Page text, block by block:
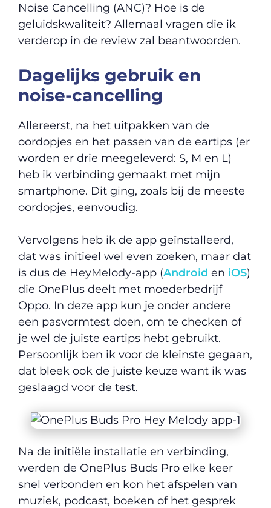
Noise Cancelling (ANC)? Hoe is de
geluidskwaliteit? Allemaal vragen die ik
verderop in de review zal beantwoorden.
Dagelijks gebruik en
noise-cancelling
Allereerst, na het uitpakken van de
oordopjes en het passen van de eartips (er
worden er drie meegeleverd: S, M en L)
heb ik verbinding gemaakt met mijn
smartphone. Dit ging, zoals bij de meeste
oordopjes, eenvoudig.
Vervolgens heb ik de app geïnstalleerd,
dat was initieel wel even zoeken, maar dat
is dus de HeyMelody-app (Android en iOS)
die OnePlus deelt met moederbedrijf
Oppo. In deze app kun je onder andere
een pasvormtest doen, om te checken of
je wel de juiste eartips hebt gebruikt.
Persoonlijk ben ik voor de kleinste gegaan,
dat bleek ook de juiste keuze want ik was
geslaagd voor de test.
Na de initiële installatie en verbinding,
werden de OnePlus Buds Pro elke keer
snel verbonden en kon het afspelen van
muziek, podcast, boeken of het gesprek